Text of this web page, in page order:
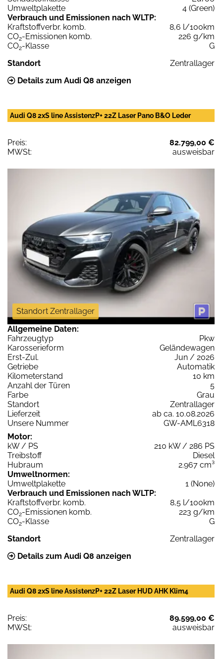
Umweltplakette
4 (Green)
Verbrauch und Emissionen nach WLTP:
Kraftstoffverbr. komb.
8,6 l/100km
CO2-Emissionen komb.
226 g/km
CO2-Klasse
G
Standort
Zentrallager
Details zum Audi Q8 anzeigen
Audi Q8 2xS line AssistenzP+ 22Z Laser Pano B&O Leder
Preis:
82.799,00 €
MWSt:
ausweisbar
Standort Zentrallager
Allgemeine Daten:
Fahrzeugtyp
Pkw
Karosserieform
Geländewagen
Erst-Zul.
Jun / 2026
Getriebe
Automatik
Kilometerstand
10 km
Anzahl der Türen
5
Farbe
Grau
Standort
Zentrallager
Lieferzeit
ab ca. 10.08.2026
Unsere Nummer
GW-AML6318
Motor:
kW / PS
210 kW / 286 PS
Treibstoff
Diesel
Hubraum
2.967 cm³
Umweltnormen:
Umweltplakette
1 (None)
Verbrauch und Emissionen nach WLTP:
Kraftstoffverbr. komb.
8,5 l/100km
CO2-Emissionen komb.
223 g/km
CO2-Klasse
G
Standort
Zentrallager
Details zum Audi Q8 anzeigen
Audi Q8 2xS line AssistenzP+ 22Z Laser HUD AHK Klim4
Preis:
89.599,00 €
MWSt:
ausweisbar